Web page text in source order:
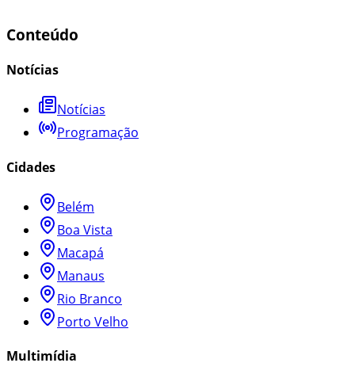
Conteúdo
Notícias
Notícias
Programação
Cidades
Belém
Boa Vista
Macapá
Manaus
Rio Branco
Porto Velho
Multimídia